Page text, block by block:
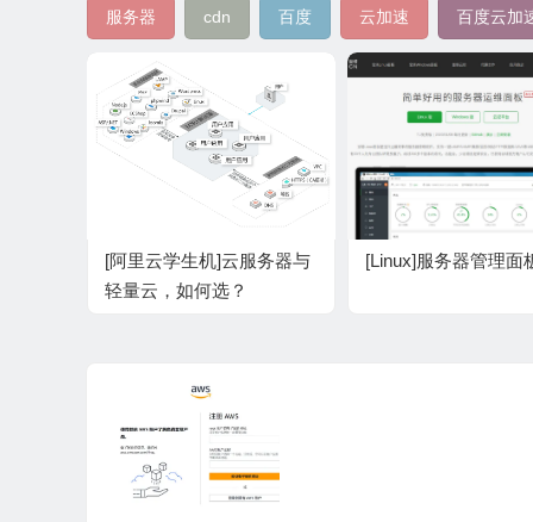
服务器 cdn 百度 云加速 百度云加
[阿里云学生机]云服务器与
轻量云，如何选？
[Linux]服务器管理面